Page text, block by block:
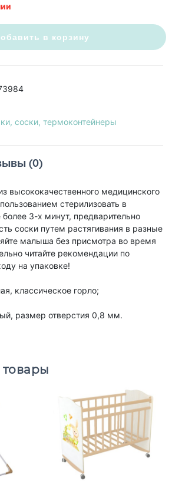
в корзину
соски, термоконтейнеры
(0)
высококачественного медицинского
стерилизовать в
более 3-х минут, предварительно
соски путем растягивания в разные
малыша без присмотра во время
читайте рекомендации по
на упаковке!
классическое горло;
размер отверстия 0,8 мм.